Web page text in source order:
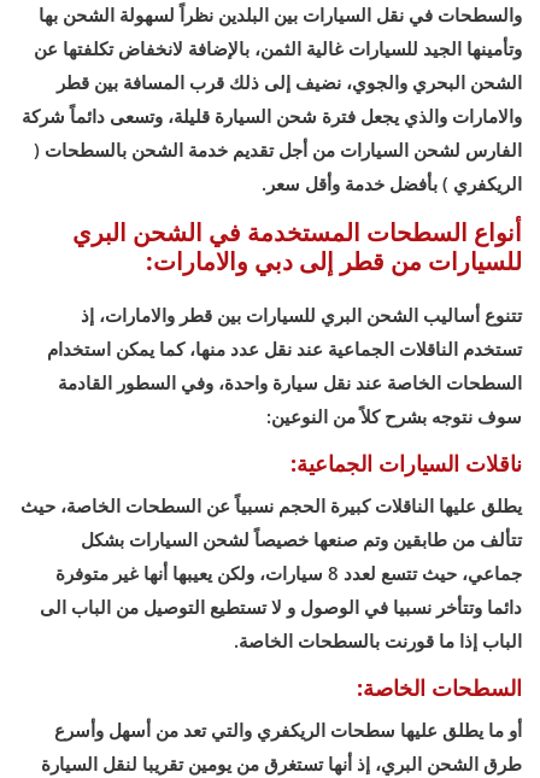
والسطحات في نقل السيارات بين البلدين نظراً لسهولة الشحن بها
وتأمينها الجيد للسيارات غالية الثمن، بالإضافة لانخفاض تكلفتها عن
الشحن البحري والجوي، نضيف إلى ذلك قرب المسافة بين قطر
والامارات والذي يجعل فترة شحن السيارة قليلة، وتسعى دائماً شركة
الفارس لشحن السيارات من أجل تقديم خدمة الشحن بالسطحات (
الريكفري ) بأفضل خدمة وأقل سعر.
أنواع السطحات المستخدمة في الشحن البري
للسيارات من قطر إلى دبي والامارات:
تتنوع أساليب الشحن البري للسيارات بين قطر والامارات، إذ
تستخدم الناقلات الجماعية عند نقل عدد منها، كما يمكن استخدام
السطحات الخاصة عند نقل سيارة واحدة، وفي السطور القادمة
سوف نتوجه بشرح كلاً من النوعين:
ناقلات السيارات الجماعية:
يطلق عليها الناقلات كبيرة الحجم نسبياً عن السطحات الخاصة، حيث
تتألف من طابقين وتم صنعها خصيصاً لشحن السيارات بشكل
جماعي، حيث تتسع لعدد 8 سيارات، ولكن يعيبها أنها غير متوفرة
دائما وتتأخر نسبيا في الوصول و لا تستطيع التوصيل من الباب الى
الباب إذا ما قورنت بالسطحات الخاصة.
السطحات الخاصة:
أو ما يطلق عليها سطحات الريكفري والتي تعد من أسهل وأسرع
طرق الشحن البري، إذ أنها تستغرق من يومين تقريبا لنقل السيارة